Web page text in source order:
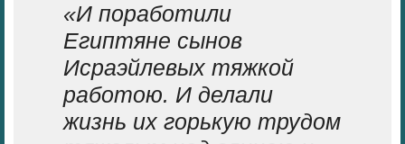
«И поработили
Египтяне сынов
Исраэйлевых тяжкой
работою. И делали
жизнь их горькую трудом